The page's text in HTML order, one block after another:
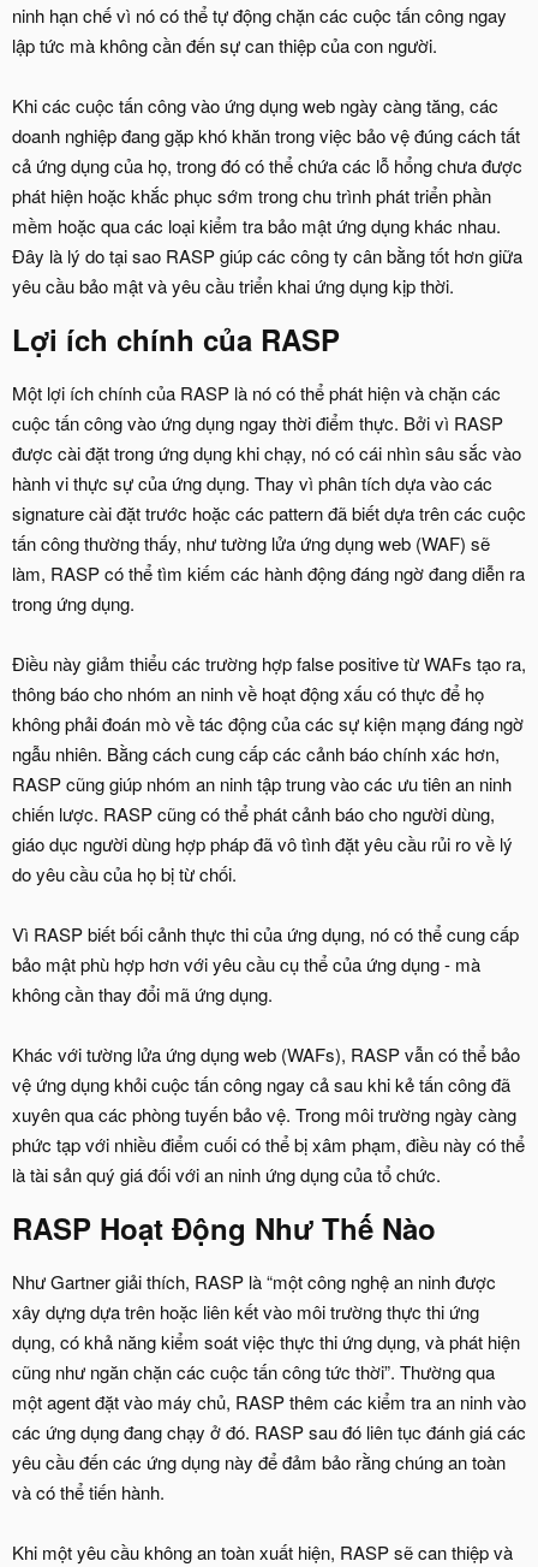
ninh hạn chế vì nó có thể tự động chặn các cuộc tấn công ngay
lập tức mà không cần đến sự can thiệp của con người.
Khi các cuộc tấn công vào ứng dụng web ngày càng tăng, các
doanh nghiệp đang gặp khó khăn trong việc bảo vệ đúng cách tất
cả ứng dụng của họ, trong đó có thể chứa các lỗ hổng chưa được
phát hiện hoặc khắc phục sớm trong chu trình phát triển phần
mềm hoặc qua các loại kiểm tra bảo mật ứng dụng khác nhau.
Đây là lý do tại sao RASP giúp các công ty cân bằng tốt hơn giữa
yêu cầu bảo mật và yêu cầu triển khai ứng dụng kịp thời.
Lợi ích chính của RASP
Một lợi ích chính của RASP là nó có thể phát hiện và chặn các
cuộc tấn công vào ứng dụng ngay thời điểm thực. Bởi vì RASP
được cài đặt trong ứng dụng khi chạy, nó có cái nhìn sâu sắc vào
hành vi thực sự của ứng dụng. Thay vì phân tích dựa vào các
signature cài đặt trước hoặc các pattern đã biết dựa trên các cuộc
tấn công thường thấy, như tường lửa ứng dụng web (WAF) sẽ
làm, RASP có thể tìm kiếm các hành động đáng ngờ đang diễn ra
trong ứng dụng.
Điều này giảm thiểu các trường hợp false positive từ WAFs tạo ra,
thông báo cho nhóm an ninh về hoạt động xấu có thực để họ
không phải đoán mò về tác động của các sự kiện mạng đáng ngờ
ngẫu nhiên. Bằng cách cung cấp các cảnh báo chính xác hơn,
RASP cũng giúp nhóm an ninh tập trung vào các ưu tiên an ninh
chiến lược. RASP cũng có thể phát cảnh báo cho người dùng,
giáo dục người dùng hợp pháp đã vô tình đặt yêu cầu rủi ro về lý
do yêu cầu của họ bị từ chối.
Vì RASP biết bối cảnh thực thi của ứng dụng, nó có thể cung cấp
bảo mật phù hợp hơn với yêu cầu cụ thể của ứng dụng - mà
không cần thay đổi mã ứng dụng.
Khác với tường lửa ứng dụng web (WAFs), RASP vẫn có thể bảo
vệ ứng dụng khỏi cuộc tấn công ngay cả sau khi kẻ tấn công đã
xuyên qua các phòng tuyến bảo vệ. Trong môi trường ngày càng
phức tạp với nhiều điểm cuối có thể bị xâm phạm, điều này có thể
là tài sản quý giá đối với an ninh ứng dụng của tổ chức.
RASP Hoạt Động Như Thế Nào
Như Gartner giải thích, RASP là “một công nghệ an ninh được
xây dựng dựa trên hoặc liên kết vào môi trường thực thi ứng
dụng, có khả năng kiểm soát việc thực thi ứng dụng, và phát hiện
cũng như ngăn chặn các cuộc tấn công tức thời”. Thường qua
một agent đặt vào máy chủ, RASP thêm các kiểm tra an ninh vào
các ứng dụng đang chạy ở đó. RASP sau đó liên tục đánh giá các
yêu cầu đến các ứng dụng này để đảm bảo rằng chúng an toàn
và có thể tiến hành.
Khi một yêu cầu không an toàn xuất hiện, RASP sẽ can thiệp và